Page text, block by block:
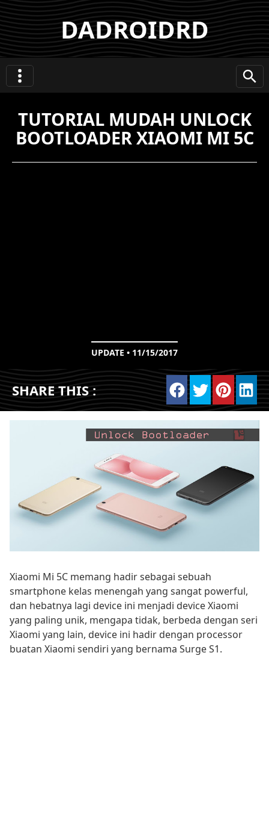
DADROIDRD
TUTORIAL MUDAH UNLOCK
BOOTLOADER XIAOMI MI 5C
UPDATE • 11/15/2017
SHARE THIS :
Xiaomi Mi 5C memang hadir sebagai sebuah
smartphone kelas menengah yang sangat powerful,
dan hebatnya lagi device ini menjadi device Xiaomi
yang paling unik, mengapa tidak, berbeda dengan seri
Xiaomi yang lain, device ini hadir dengan processor
buatan Xiaomi sendiri yang bernama Surge S1.